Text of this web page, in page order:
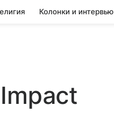
Колонки и интервью